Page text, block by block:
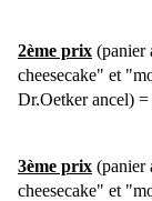
2ème prix (panier
cheesecake" et
Dr.Oetker ancel) =
3ème prix (panier
cheesecake" et